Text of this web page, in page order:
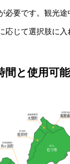
必要です。観光途
応じて選択肢に入
間と使用可